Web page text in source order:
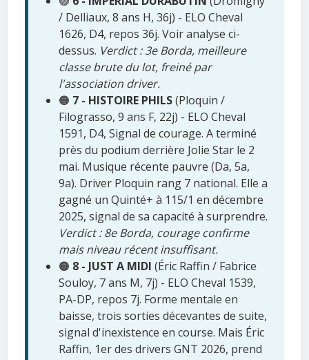
/ Delliaux, 8 ans H, 36j) - ELO Cheval
1626, D4, repos 36j. Voir analyse ci-
dessus. Verdict : 3e Borda, meilleure
classe brute du lot, freiné par
l'association driver.
🟠 7 - HISTOIRE PHILS(Ploquin /
Filograsso, 9 ans F, 22j) - ELO Cheval
1591, D4, Signal de courage. A terminé
près du podium derrière Jolie Star le 2
mai. Musique récente pauvre (Da, 5a,
9a). Driver Ploquin rang 7 national. Elle a
gagné un Quinté+ à 115/1 en décembre
2025, signal de sa capacité à surprendre.
Verdict : 8e Borda, courage confirme
mais niveau récent insuffisant.
🟠 8 - JUST A MIDI (Éric Raffin / Fabrice
Souloy, 7 ans M, 7j) - ELO Cheval 1539,
PA-DP, repos 7j. Forme mentale en
baisse, trois sorties décevantes de suite,
signal d'inexistence en course. Mais Éric
Raffin, 1er des drivers GNT 2026, prend